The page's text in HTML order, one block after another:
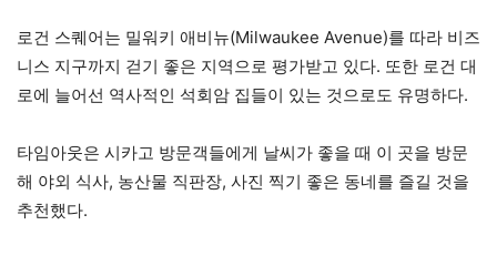
로건 스퀘어는 밀워키 애비뉴(Milwaukee Avenue)를 따라 비즈
니스 지구까지 걷기 좋은 지역으로 평가받고 있다. 또한 로건 대
로에 늘어선 역사적인 석회암 집들이 있는 것으로도 유명하다.
타임아웃은 시카고 방문객들에게 날씨가 좋을 때 이 곳을 방문
해 야외 식사, 농산물 직판장, 사진 찍기 좋은 동네를 즐길 것을
추천했다.